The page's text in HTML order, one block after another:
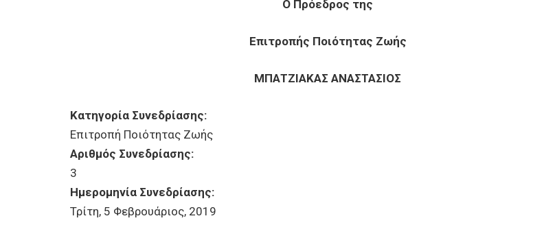
Ο Πρόεδρος της
Επιτροπής Ποιότητας Ζωής
ΜΠΑΤΖΙΑΚΑΣ ΑΝΑΣΤΑΣΙΟΣ
Κατηγορία Συνεδρίασης:
Επιτροπή Ποιότητας Ζωής
Αριθμός Συνεδρίασης:
3
Ημερομηνία Συνεδρίασης:
Τρίτη, 5 Φεβρουάριος, 2019